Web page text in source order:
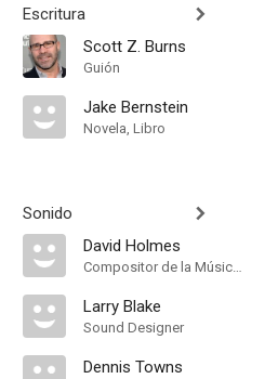
Escritura
Scott Z. Burns
Guión
Jake Bernstein
Novela, Libro
Sonido
David Holmes
Compositor de la Música Original
Larry Blake
Sound Designer
Dennis Towns